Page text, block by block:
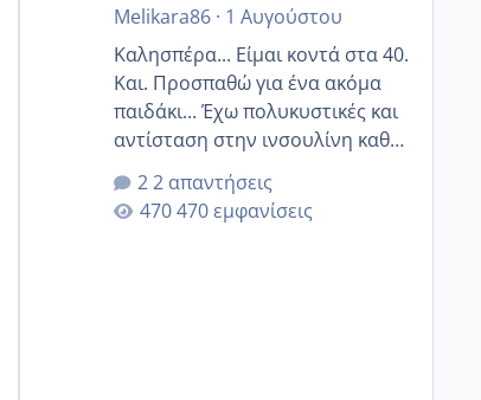
Melikara86· 1 Αυγούστου
Καλησπέρα... Είμαι κοντά στα 40.
Και. Προσπαθώ για ένα ακόμα
παιδάκι... Έχω πολυκυστικές και
αντίσταση στην ινσουλίνη καθώς
και χάσιμοτο! Έχω λίγα κιλά
παραπάνω και όσο κ αν
προσπαθώ δεν χάνω εύκολα!
2 απαντήσεις
470 εμφανίσεις